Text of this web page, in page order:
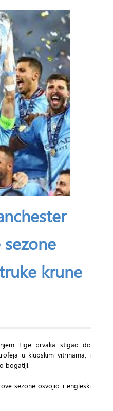
krune
Lige prvaka stigao do
u klupskim vitrinama, i
bogatiji.
sezone osvojio i engleski